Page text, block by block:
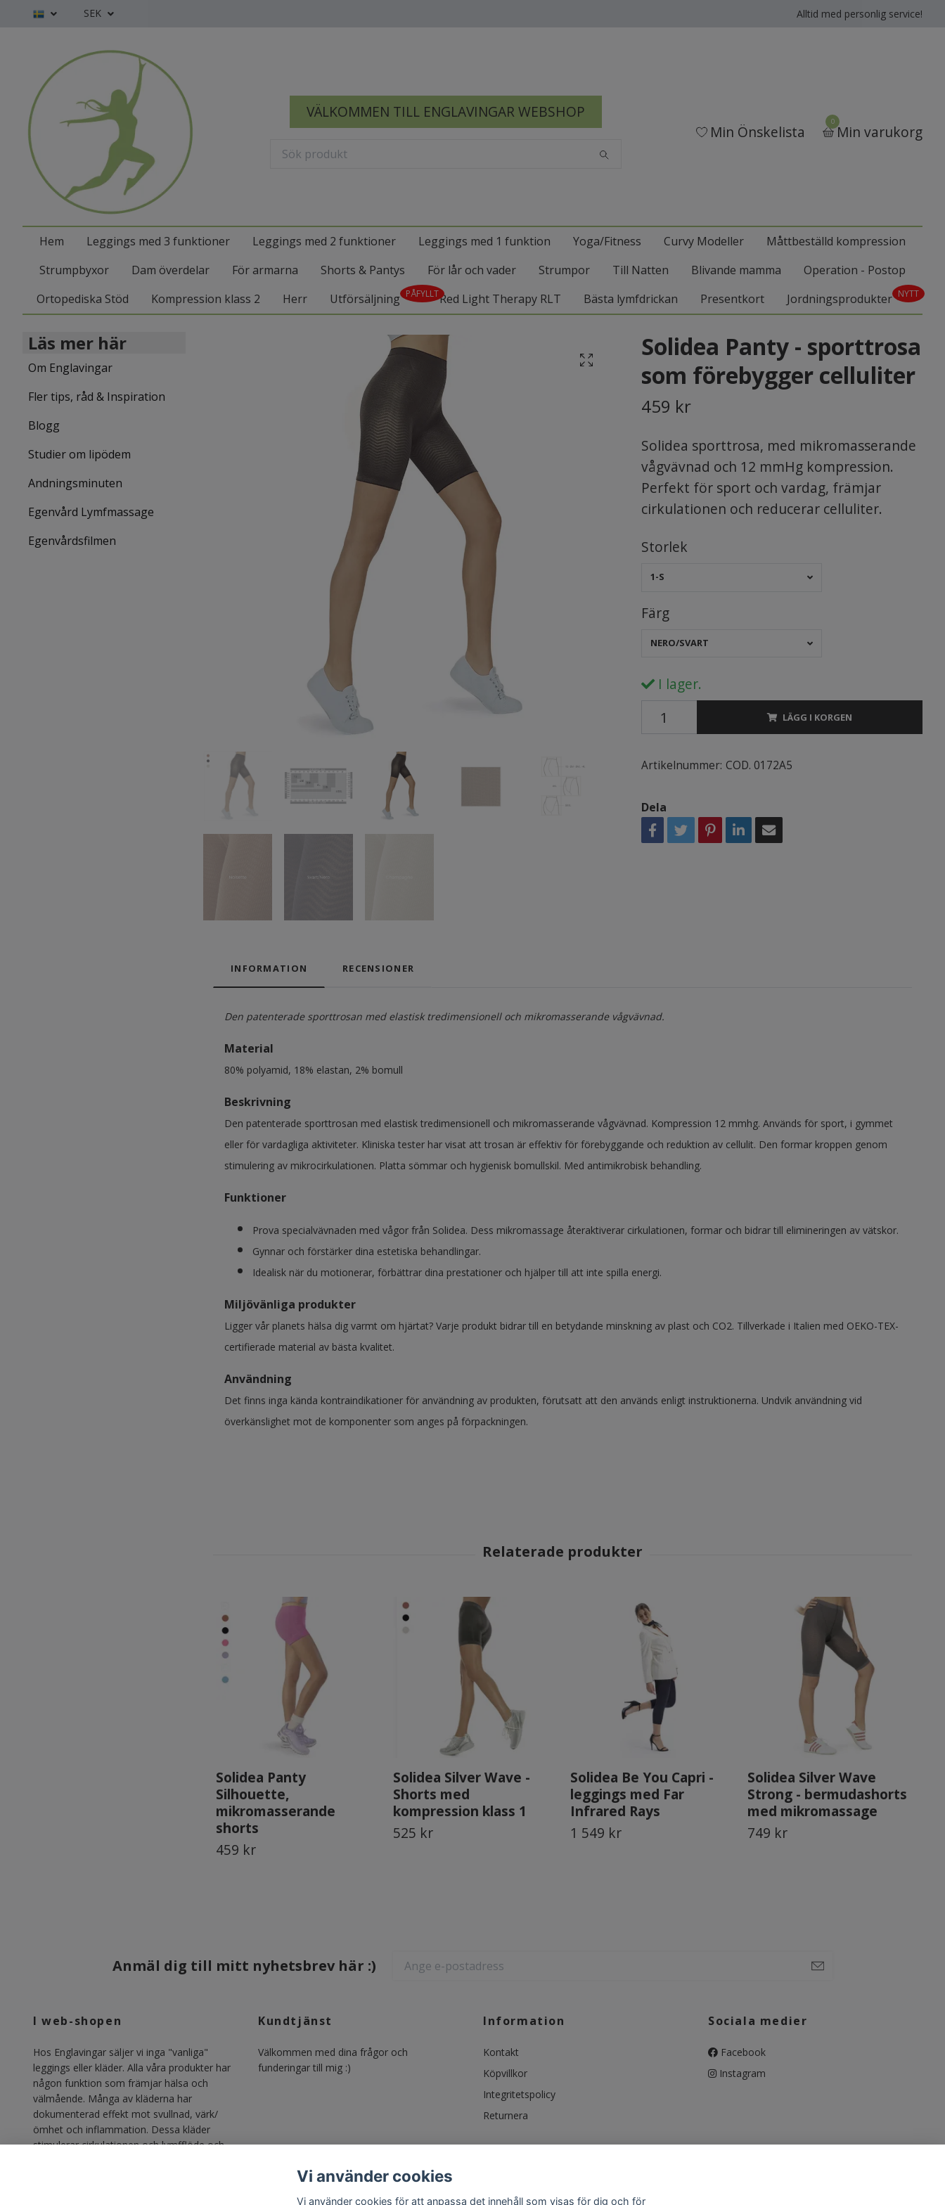
SEK Alltid med personlig service!
VÄLKOMMEN TILL ENGLAVINGAR WEBSHOP
Min Önskelista
0
Min varukorg
Hem Leggings med 3 funktioner Leggings med 2 funktioner Leggings med 1 funktion Yoga/Fitness Curvy Modeller
Måttbeställd kompression
Strumpbyxor
Dam överdelar För armarna Shorts & Pantys För lår och vader Strumpor Till Natten Blivande mamma
Operation - Postop
Ortopediska Stöd
Kompression klass 2 Herr Utförsäljning PÅFYLLTRed Light Therapy RLT Bästa lymfdrickan Presentkort Jordningsprodukter NYTT
Läs mer här
Om Englavingar
Fler tips, råd & Inspiration
Blogg
Studier om lipödem
Andningsminuten
Egenvård Lymfmassage
Egenvårdsfilmen
Solidea Panty - sporttrosa
som förebygger celluliter
459 kr
Solidea sporttrosa, med mikromasserande
vågvävnad och 12 mmHg kompression.
Perfekt för sport och vardag, främjar
cirkulationen och reducerar celluliter.
Storlek
1-S
Färg
NERO/SVART
I lager.
LÄGG I KORGEN
Artikelnummer: COD. 0172A5
Dela
INFORMATION RECENSIONER
Den patenterade sporttrosan med elastisk tredimensionell och mikromasserande vågvävnad.
Material
80% polyamid, 18% elastan, 2% bomull
Beskrivning
Den patenterade sporttrosan med elastisk tredimensionell och mikromasserande vågvävnad. Kompression 12 mmhg. Används för sport, i gymmet
eller för vardagliga aktiviteter. Kliniska tester har visat att trosan är effektiv för förebyggande och reduktion av cellulit. Den formar kroppen genom
stimulering av mikrocirkulationen. Platta sömmar och hygienisk bomullskil. Med antimikrobisk behandling.
Funktioner
Prova specialvävnaden med vågor från Solidea. Dess mikromassage återaktiverar cirkulationen, formar och bidrar till elimineringen av vätskor.
Gynnar och förstärker dina estetiska behandlingar.
Idealisk när du motionerar, förbättrar dina prestationer och hjälper till att inte spilla energi.
Miljövänliga produkter
Ligger vår planets hälsa dig varmt om hjärtat? Varje produkt bidrar till en betydande minskning av plast och CO2. Tillverkade i Italien med OEKO-TEX-
certifierade material av bästa kvalitet.
Användning
Det finns inga kända kontraindikationer för användning av produkten, förutsatt att den används enligt instruktionerna. Undvik användning vid
överkänslighet mot de komponenter som anges på förpackningen.
Solidea Panty
Silhouette,
mikromasserande
shorts
459 kr
Solidea Silver Wave -
Shorts med
kompression klass 1
525 kr
Solidea Be You Capri -
leggings med Far
Infrared Rays
1 549 kr
Solidea Silver Wave
Strong - bermudashorts
med mikromassage
749 kr
Anmäl dig till mitt nyhetsbrev här :)
I web-shopen
Hos Englavingar säljer vi inga "vanliga"
leggings eller kläder. Alla våra produkter har
någon funktion som främjar hälsa och
välmående. Många av kläderna har
dokumenterad effekt mot svullnad, värk/
ömhet och inflammation. Dessa kläder
stimulerar cirkulationen och lymfflöde och
Kundtjänst
Välkommen med dina frågor och
funderingar till mig :)
Information
Kontakt
Köpvillkor
Integritetspolicy
Returnera
Sociala medier
Facebook
Instagram
Vi använder cookies
Vi använder cookies för att anpassa det innehåll som visas för dig och för